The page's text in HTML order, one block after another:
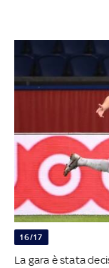
16/17
La gara è stata